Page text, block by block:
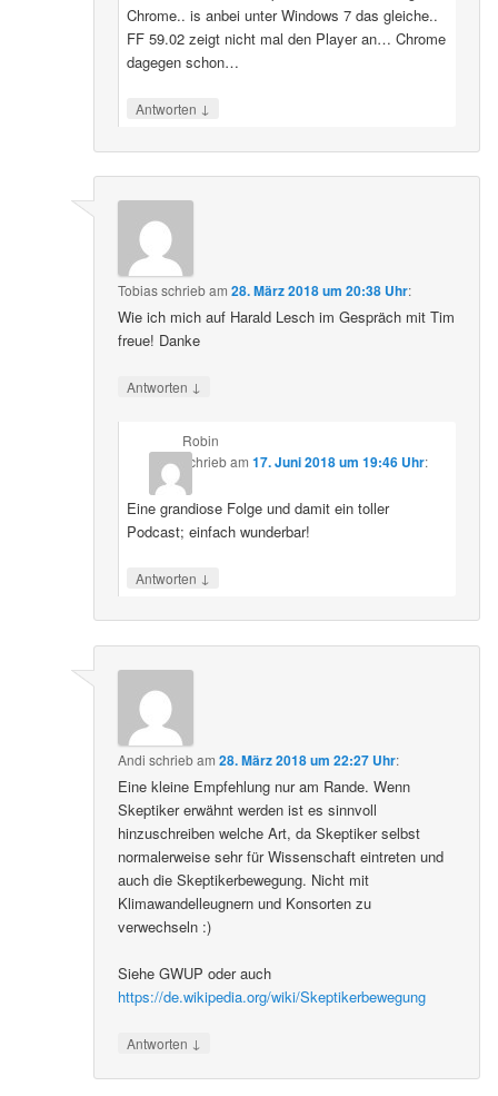
Chrome.. is anbei unter Windows 7 das gleiche..
FF 59.02 zeigt nicht mal den Player an… Chrome
dagegen schon…
Antworten ↓
Tobiasschriebam28. März 2018 um 20:38 Uhr:
Wie ich mich auf Harald Lesch im Gespräch mit Tim
freue! Danke
Antworten ↓
Robin
schriebam 17. Juni 2018 um 19:46 Uhr:
Eine grandiose Folge und damit ein toller
Podcast; einfach wunderbar!
Antworten ↓
Andi schriebam28. März 2018 um 22:27 Uhr:
Eine kleine Empfehlung nur am Rande. Wenn
Skeptiker erwähnt werden ist es sinnvoll
hinzuschreiben welche Art, da Skeptiker selbst
normalerweise sehr für Wissenschaft eintreten und
auch die Skeptikerbewegung. Nicht mit
Klimawandelleugnern und Konsorten zu
verwechseln :)
Siehe GWUP oder auch
https://de.wikipedia.org/wiki/Skeptikerbewegung
Antworten ↓